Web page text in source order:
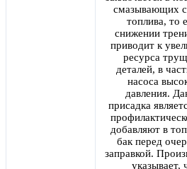
смазывающих
топлива, то
снижении
приводит к
ресурса
деталей, в
насоса
давления.
присадка
добавляют в
бак перед
заправкой.
указывает,